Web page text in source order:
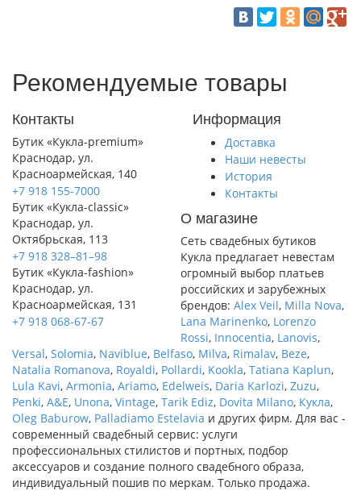
Рекомендуемые товары
Контакты
Бутик «Кукла-premium»
Краснодар, ул.
Красноармейская, 140
+7 918 155-7000
Бутик «Кукла-classic»
Краснодар, ул.
Октябрьская, 113
+7 918 328–81–98
Бутик «Кукла-fashion»
Краснодар, ул.
Красноармейская, 131
+7 918 068-67-67
Информация
Доставка
Наши невесты
История
Контакты
О магазине
Сеть свадебных бутиков
Кукла предлагает невестам
огромный выбор платьев
российских и зарубежных
брендов: Alex Veil, Milla Nova,
Lana Marinenko, Lorenzo
Rossi, Innocentia, Lanovis,
Versal, Solomia, Naviblue, Belfaso, Milva, Rimalav, Beze,
Natalia Romanova, Royaldi, Pollardi, Kookla, Tatiana Kaplun,
Lula Kavi, Armonia, Ariamo, Edelweis, Daria Karlozi, Zuzu,
Penki, A&Е, Unona, Vintage, Tarik Ediz, Dovita Milano, Кукла,
Oleg Baburow, Palladiamo Estelavia и других фирм. Для вас -
современный свадебный сервис: услуги
профессиональных стилистов и портных, подбор
аксессуаров и создание полного свадебного образа,
индивидуальный пошив по меркам. Только продажа.